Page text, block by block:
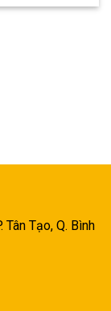
Tạo, Q. Bình